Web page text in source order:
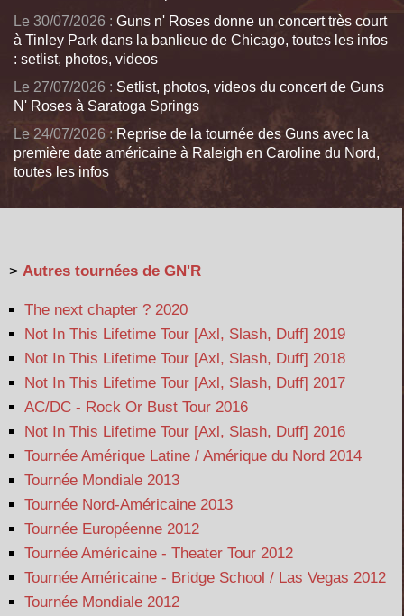
Le 30/07/2026 : Guns n' Roses donne un concert très court
à Tinley Park dans la banlieue de Chicago, toutes les infos
: setlist, photos, videos
Le 27/07/2026 : Setlist, photos, videos du concert de Guns
N' Roses à Saratoga Springs
Le 24/07/2026 : Reprise de la tournée des Guns avec la
première date américaine à Raleigh en Caroline du Nord,
toutes les infos
> Autres tournées de GN'R
The next chapter ? 2020
Not In This Lifetime Tour [Axl, Slash, Duff] 2019
Not In This Lifetime Tour [Axl, Slash, Duff] 2018
Not In This Lifetime Tour [Axl, Slash, Duff] 2017
AC/DC - Rock Or Bust Tour 2016
Not In This Lifetime Tour [Axl, Slash, Duff] 2016
Tournée Amérique Latine / Amérique du Nord 2014
Tournée Mondiale 2013
Tournée Nord-Américaine 2013
Tournée Européenne 2012
Tournée Américaine - Theater Tour 2012
Tournée Américaine - Bridge School / Las Vegas 2012
Tournée Mondiale 2012